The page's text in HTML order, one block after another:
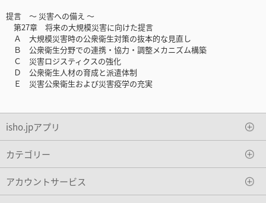
提言 〜 災害への備え 〜
第27章 将来の大規模災害に向けた提言
Ａ 大規模災害時の公衆衛生対策の抜本的な見直し
Ｂ 公衆衛生分野での連携・協力・調整メカニズム構築
Ｃ 災害ロジスティクスの強化
Ｄ 公衆衛生人材の育成と派遣体制
Ｅ 災害公衆衛生および災害疫学の充実
isho.jpアプリ
カテゴリー
アカウントサービス